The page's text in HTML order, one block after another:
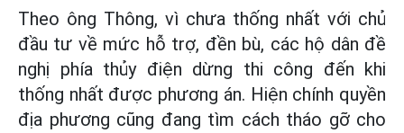
Theo ông Thông, vì chưa thống nhất với chủ
đầu tư về mức hỗ trợ, đền bù, các hộ dân đề
nghị phía thủy điện dừng thi công đến khi
thống nhất được phương án. Hiện chính quyền
địa phương cũng đang tìm cách tháo gỡ cho